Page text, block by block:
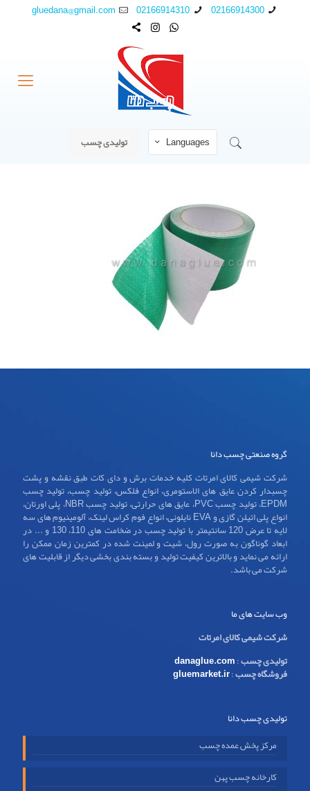
02166914300
02166914310
gluedana@gmail.com
Languages تولیدی چسب
گروه صنعتی چسب دانا
شرکت شیمی کالای امرتات کلیه خدمات برش و دای کات طبق نقشه و پشت
چسبدار کردن عایق های الاستومری، انواع فلکس، تولید چسب، تولید چسب
EPDM، تولید چسب PVC، عایق های حرارتی، تولید چسب NBR، پلی اورتان،
انواع پلی اتیلن گازی و EVA نایلونی، انواع فوم کراس لینک، آلومینیوم های سه
لایه تا عرض 120 سانتیمتر با تولید چسب در ضخامت های 110، 130 و ... در
ابعاد گوناگون به صورت رول، شیت و لمینت شده در کمترین زمان ممکن را
ارائه می نماید و بالاترین کیفیت تولید و بسته بندی بخشی دیگر از قابلیت های
شرکت می باشد.
وب سایت های ما
شرکت شیمی کالای امرتات
تولیدی چسب:
danaglue.com
فروشگاه چسب:
gluemarket.ir
تولیدی چسب دانا
مرکز پخش عمده چسب
کارخانه چسب پهن